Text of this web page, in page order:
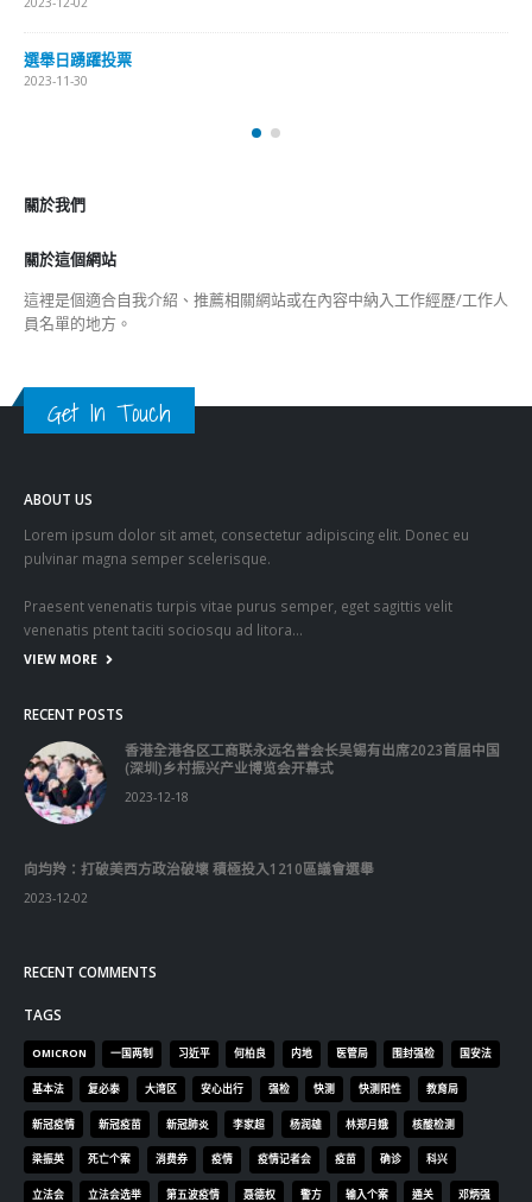
抹黑候選人涉選舉舞弊 文: 朱家健
2023-11-30
關於我們
關於這個網站
員名單的地方。
ABOUT US
Lorem ipsum dolor sit amet, consectetur adipiscing elit. Donec eu
pulvinar magna semper scelerisque.
RECENT POSTS
2023-12-18
2023-12-02
RECENT COMMENTS
TAGS
OMICRON 一国两制 习近平 何柏良 内地 医管局 围封强检
基本法 复必泰 大湾区 安心出行 强检 快测阳性 教育局
新冠疫情 新冠疫苗 新冠肺炎 李家超 杨润雄 林郑月娥 核酸检测